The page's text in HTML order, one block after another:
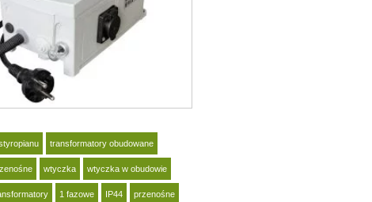
transformatory obudowane
wtyczka wtyczka w obudowie
1 fazowe IP44 przenośne